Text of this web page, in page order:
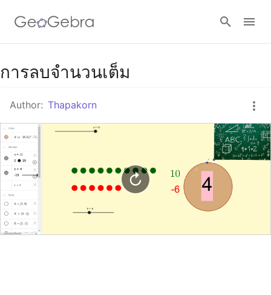
Google Classroom
GeoGebra Classroom
การลบจำนวนเต็ม
Author: Thapakorn